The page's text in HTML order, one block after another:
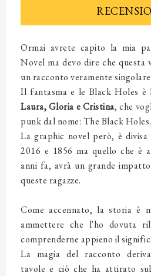
Ormai avrete capito la mia
Novel ma devo dire che questa
un racconto veramente
Il fantasma e le Black Holes è
Laura, Gloria e Cristina, che
punk dal nome: The Black Holes.
La graphic novel però, è
2016 e 1856 ma quello che è
anni fa, avrà un grande
queste ragazze.
Come accennato, la storia è
ammettere che l'ho dovuta
comprenderne appieno il
La magia del racconto
tavole e ciò che ha attirato